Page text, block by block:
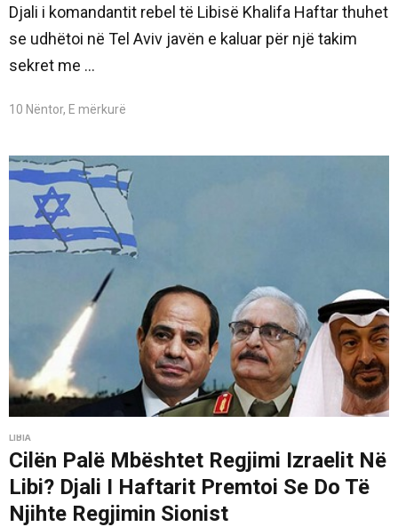
Djali i komandantit rebel të Libisë Khalifa Haftar thuhet
se udhëtoi në Tel Aviv javën e kaluar për një takim
sekret me ...
10 Nëntor, E mërkurë
LIBIA
Cilën Palë Mbështet Regjimi Izraelit Në
Libi? Djali I Haftarit Premtoi Se Do Të
Njihte Regjimin Sionist